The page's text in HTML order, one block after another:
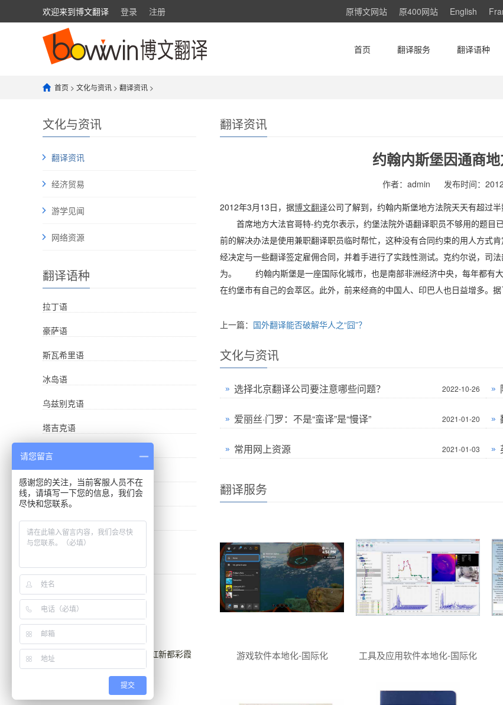
欢迎来到博文翻译 登录 注册 原博文网站 原400网站 English
首页 翻译服务 翻译语种
首页 > 文化与资讯 > 翻译资讯 >
文化与资讯
翻译资讯
经济贸易
游学见闻
网络资源
翻译语种
拉丁语
豪萨语
斯瓦希里语
冰岛语
乌兹别克语
塔吉克语
亚美尼亚语
格鲁吉亚语
斯洛文尼亚语
俄语
邮箱：liwei@bowwin.com
手机：+86-18565641179
电话：+86-755-8304 2538
地址：深圳市福田区彩田路彩虹新都彩霞
翻译资讯
约翰内斯堡因通商
作者：admin 发布时间：
2012年3月13日，据博文翻译公司了解到，约翰内斯堡地方法院天天有超过
首席地方大法官哥特-约克尔表示，约堡法院外语翻译职员不够用的题
前的解决办法是使用兼职翻译职员临时帮忙，这种没有合同约束的用人方式
经决定与一些翻译签定雇佣合同，并着手进行了实践性测试。克约尔说，司
为。 约翰内斯堡是一座国际化城市，也是南部非洲经济中央，每年都有
在约堡市有自己的会萃区。此外，前来经商的中国人、印巴人也日益增多。
上一篇： 国外翻译能否破解华人之“囧”？
文化与资讯
2022-10-26
选择北京翻译公司要注意哪些问题？
2021-01-20
爱丽丝·门罗：不是“蛮译”是“慢译”
2021-01-03
常用网上资源
翻译服务
游戏软件本地化-国际化 工具及应用软件本地化-国际化
请您留言
感谢您的关注，当前客服人员不在
线，请填写一下您的信息，我们会
尽快和您联系。
提交